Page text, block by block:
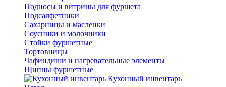
Подносы и витрины для фуршета
Подсалфетники
Сахарницы и масленки
Соусники и молочники
Стойки фуршетные
Тортовницы
Чафиндиши и нагревательные элементы
Щипцы фуршетные
Кухонный инвентарь